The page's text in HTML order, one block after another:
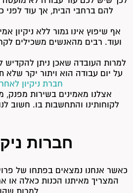
להם ברחבי הבית, אך עוד לפני
אף שיפוץ אינו גמור ללא ניקיון
ועוד. רבים מהאנשים משכילים
למרות העובדה שאכן ניתן להקדיש
על יום עבודה הוא ויתור יקר
חברת ניקיון
אצלנו מאמינים בשירות מפנק,
לקוחותינו והתחשבות בו. חשוב
חברות
כאשר אנחנו נמצאים בפתחו של
המצריך מאיתנו הכנות כאלה או